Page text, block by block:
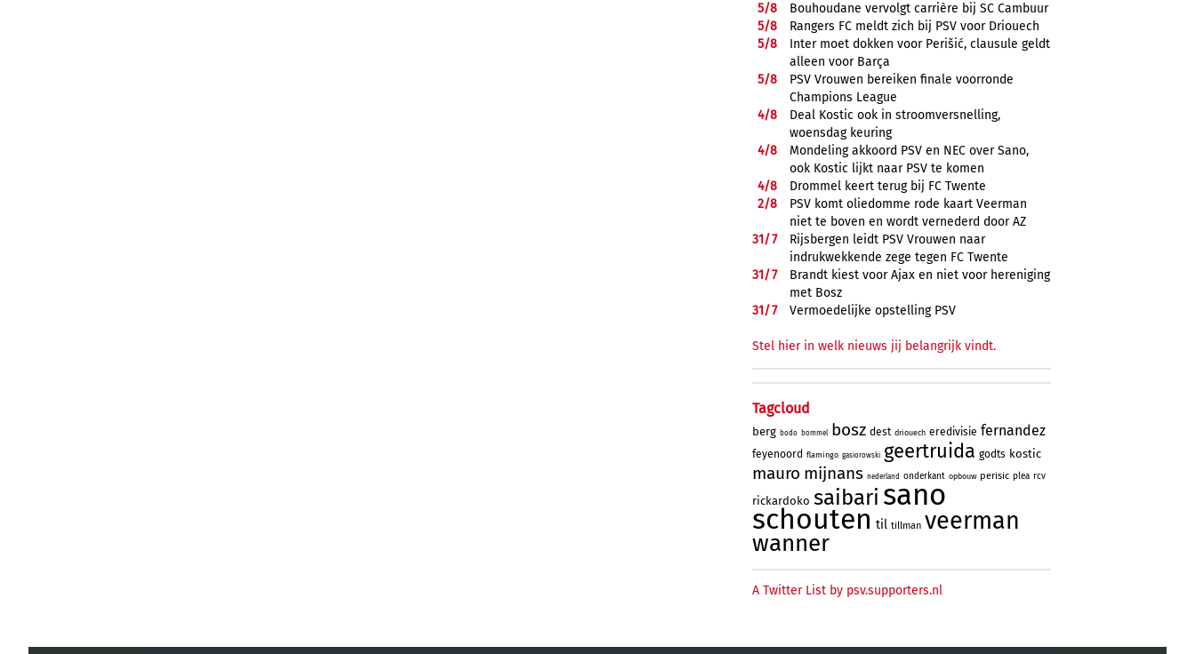
5/8
Bouhoudane vervolgt carrière bij SC Cambuur
5/8
Rangers FC meldt zich bij PSV voor Driouech
5/8
Inter moet dokken voor Perišić, clausule geldt
alleen voor Barça
5/8
PSV Vrouwen bereiken finale voorronde
Champions League
4/8
Deal Kostic ook in stroomversnelling,
woensdag keuring
4/8
Mondeling akkoord PSV en NEC over Sano,
ook Kostic lijkt naar PSV te komen
4/8
Drommel keert terug bij FC Twente
2/8
PSV komt oliedomme rode kaart Veerman
niet te boven en wordt vernederd door AZ
31/7
Rijsbergen leidt PSV Vrouwen naar
indrukwekkende zege tegen FC Twente
31/7
Brandt kiest voor Ajax en niet voor hereniging
met Bosz
31/7 Vermoedelijke opstelling PSV
Stel hier in welk nieuws jij belangrijk vindt.
Tagcloud
berg bodo bommel bosz dest driouech eredivisie fernandez
feyenoord flamingo gasiorowski geertruida godts kostic
mauro mijnans nederland onderkant opbouw perisic plea rcv
rickardoko saibari sano
schouten til tillman veerman
wanner
A Twitter List by psv.supporters.nl